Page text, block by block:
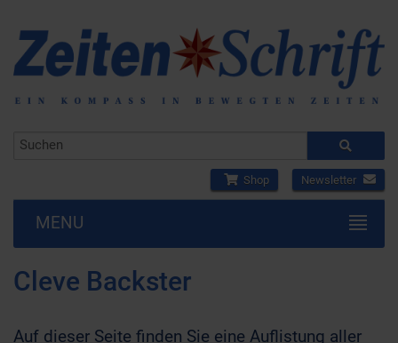
Shop Newsletter
MENU
Cleve Backster
Auf dieser Seite finden Sie eine Auflistung aller